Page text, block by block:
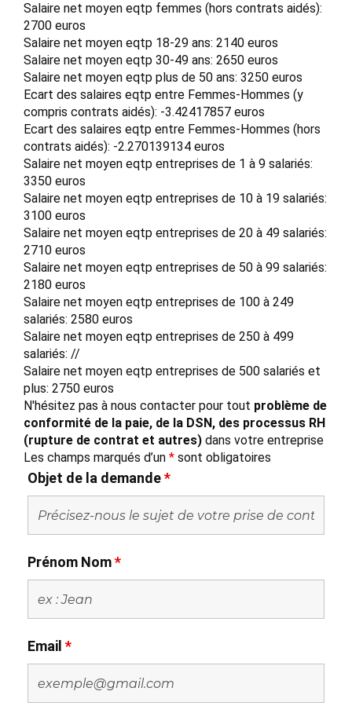
Salaire net moyen eqtp femmes (hors contrats aidés):
2700 euros
Salaire net moyen eqtp 18-29 ans: 2140 euros
Salaire net moyen eqtp 30-49 ans: 2650 euros
Salaire net moyen eqtp plus de 50 ans: 3250 euros
Ecart des salaires eqtp entre Femmes-Hommes (y
compris contrats aidés): -3.42417857 euros
Ecart des salaires eqtp entre Femmes-Hommes (hors
contrats aidés): -2.270139134 euros
Salaire net moyen eqtp entreprises de 1 à 9 salariés:
3350 euros
Salaire net moyen eqtp entreprises de 10 à 19 salariés:
3100 euros
Salaire net moyen eqtp entreprises de 20 à 49 salariés:
2710 euros
Salaire net moyen eqtp entreprises de 50 à 99 salariés:
2180 euros
Salaire net moyen eqtp entreprises de 100 à 249
salariés: 2580 euros
Salaire net moyen eqtp entreprises de 250 à 499
salariés: //
Salaire net moyen eqtp entreprises de 500 salariés et
plus: 2750 euros
N'hésitez pas à nous contacter pour tout problème de
conformité de la paie, de la DSN, des processus RH
(rupture de contrat et autres) dans votre entreprise
Les champs marqués d’un * sont obligatoires
Objet de la demande*
Prénom Nom*
Email *